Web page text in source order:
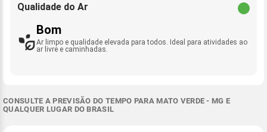
Qualidade do Ar
Bom
Ar limpo e qualidade elevada para todos. Ideal para atividades ao
ar livre e caminhadas.
CONSULTE A PREVISÃO DO TEMPO PARA MATO VERDE - MG E
QUALQUER LUGAR DO BRASIL